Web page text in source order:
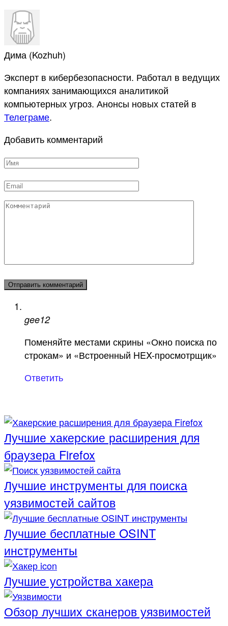
Дима (Kozhuh)
Эксперт в кибербезопасности. Работал в ведущих
компаниях занимающихся аналитикой
компьютерных угроз. Анонсы новых статей в
Телеграме.
Добавить комментарий
Имя
Email
*
Комментарий
gee12
Поменяйте местами скрины «Окно поиска по
строкам» и «Встроенный HEX-просмотрщик»
Ответить
Лучшие хакерские расширения для
браузера Firefox
Лучшие инструменты для поиска
уязвимостей сайтов
Лучшие бесплатные OSINT
инструменты
Лучшие устройства хакера
Обзор лучших сканеров уязвимостей